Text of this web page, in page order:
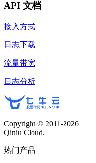
API 文档
接入方式
日志下载
流量带宽
日志分析
Copyright © 2011-2026
Qiniu Cloud.
热门产品